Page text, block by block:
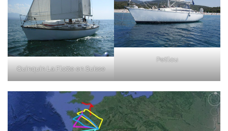
Quinquin La Flotte en Suisse
Petilou